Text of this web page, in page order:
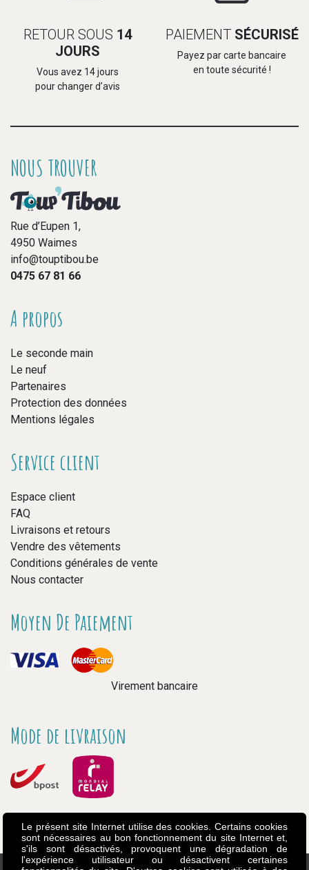
RETOUR SOUS 14
JOURS
Vous avez 14 jours
pour changer d’avis
PAIEMENT SÉCURISÉ
Payez par carte bancaire
en toute sécurité !
NOUS TROUVER
Rue d’Eupen 1,
4950 Waimes
info@touptibou.be
0475 67 81 66
A propos
Le seconde main
Le neuf
Partenaires
Protection des données
Mentions légales
Service client
Espace client
FAQ
Livraisons et retours
Vendre des vêtements
Conditions générales de vente
Nous contacter
Moyen De Paiement
Virement bancaire
Mode de livraison
Le présent site Internet utilise des cookies. Certains cookies
sont nécessaires au bon fonctionnement du site Internet et,
s'ils sont désactivés, provoquent une dégradation de
l'expérience utilisateur ou désactivent certaines